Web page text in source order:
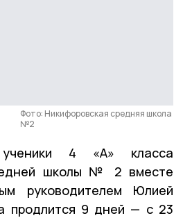
Фото: Никифоровская средняя школа
№2
4 «А» класса
школы № 2 вместе
руководителем Юлией
продлится 9 дней — с 23